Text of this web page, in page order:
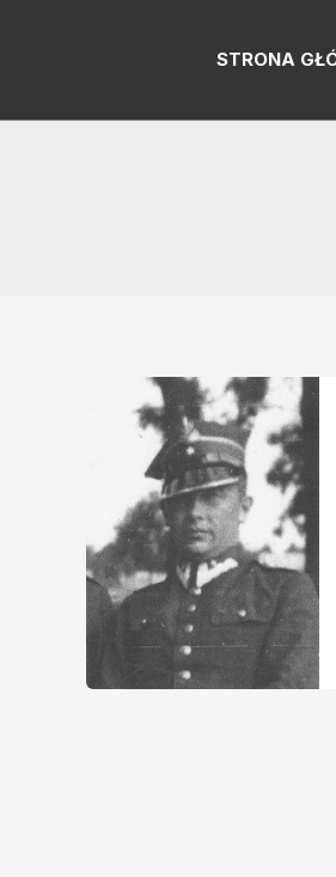
STRONA